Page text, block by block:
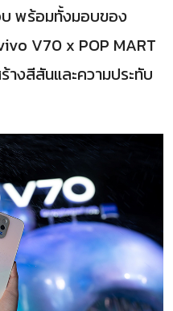
พร้อมทั้งมอบของ
V70 x POP MART
างสีสันและความประทับ